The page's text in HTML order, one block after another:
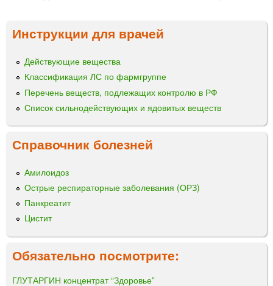
Инструкции для врачей
Действующие вещества
Классификация ЛС по фармгруппе
Перечень веществ, подлежащих контролю в РФ
Список сильнодействующих и ядовитых веществ
Справочник болезней
Амилоидоз
Острые респираторные заболевания (ОРЗ)
Панкреатит
Цистит
Обязательно посмотрите:
ГЛУТАРГИН концентрат “Здоровье”